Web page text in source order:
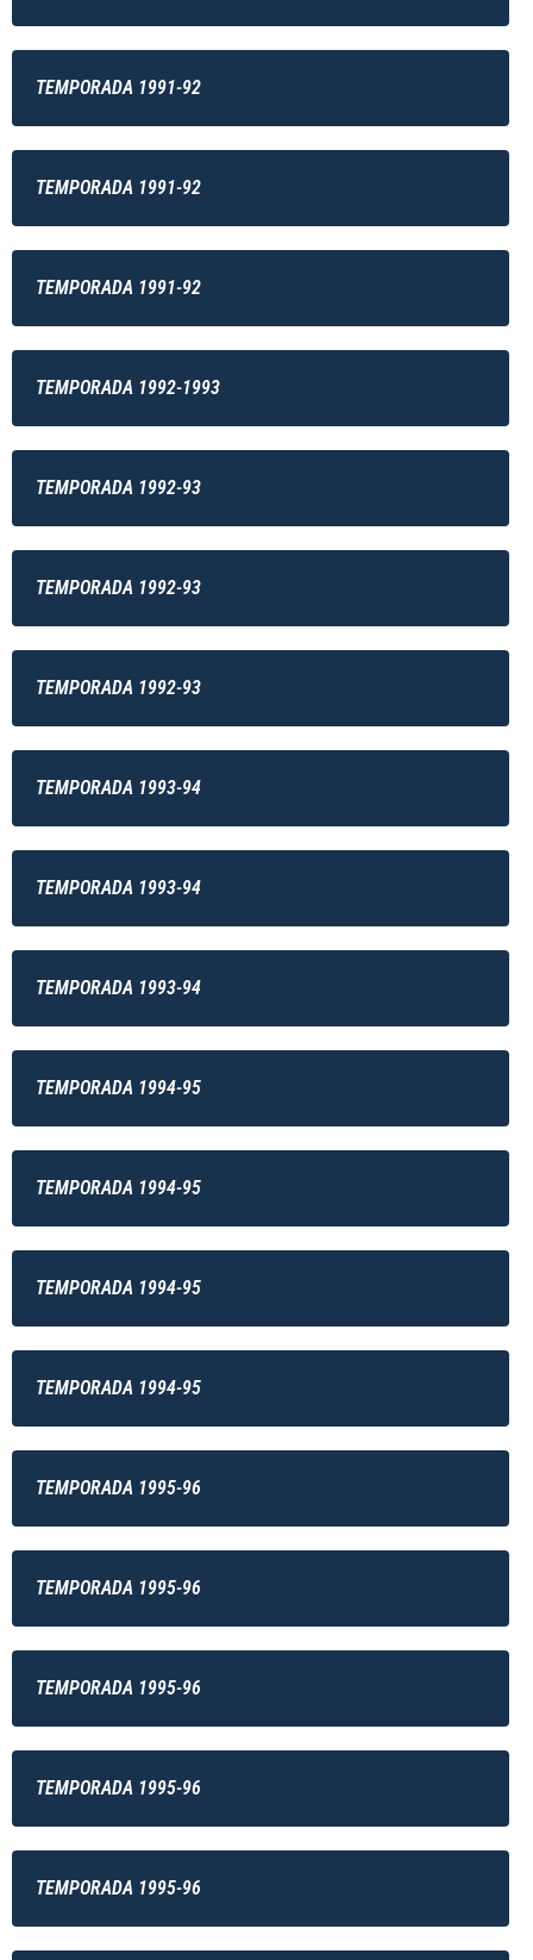
TEMPORADA 1991-92
TEMPORADA 1991-92
TEMPORADA 1991-92
TEMPORADA 1992-1993
TEMPORADA 1992-93
TEMPORADA 1992-93
TEMPORADA 1992-93
TEMPORADA 1993-94
TEMPORADA 1993-94
TEMPORADA 1993-94
TEMPORADA 1994-95
TEMPORADA 1994-95
TEMPORADA 1994-95
TEMPORADA 1994-95
TEMPORADA 1995-96
TEMPORADA 1995-96
TEMPORADA 1995-96
TEMPORADA 1995-96
TEMPORADA 1995-96